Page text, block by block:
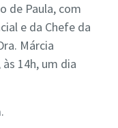
de Paula, com
e da Chefe da
Márcia
14h, um dia